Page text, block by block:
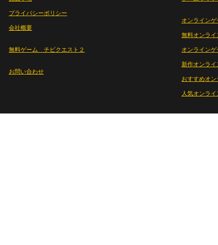
プライバシーポリシー
会社概要
無料ゲーム チビクエスト２
お問い合わせ
オンラインゲ
無料オンライ
オンライン
新作オンライ
おすすめオ
人気オンラ